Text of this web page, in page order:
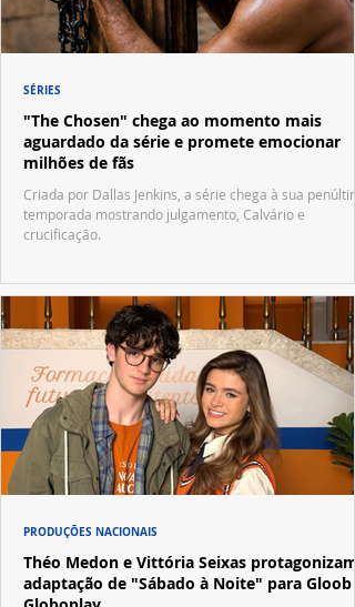
"The Chosen" chega ao momento mais
aguardado da série e promete emocionar
milhões de fãs
Criada por Dallas Jenkins, a série chega à sua
temporada mostrando julgamento, Calvário e
crucificação.
SÉRIES
Théo Medon e Vittória Seixas protagonizam
adaptação de "Sábado à Noite" para Gloob e
PRODUÇÕES NACIONAIS